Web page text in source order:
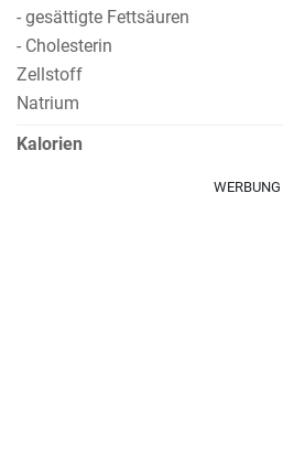
- gesättigte Fettsäuren
- Cholesterin
Zellstoff
Natrium
Kalorien
WERBUNG